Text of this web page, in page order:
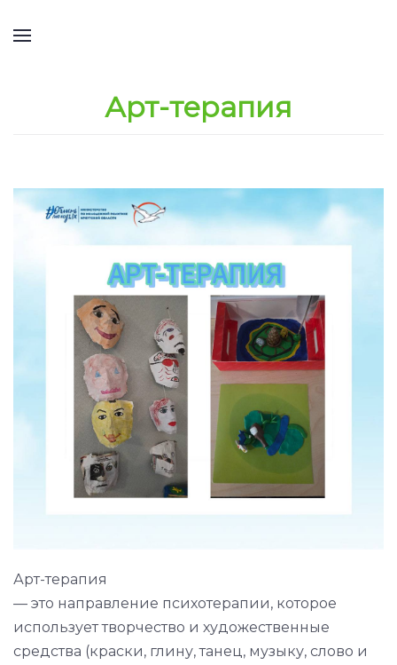
Арт-терапия
Арт-терапия
— это направление психотерапии, которое
использует творчество и художественные
средства (краски, глину, танец, музыку, слово и